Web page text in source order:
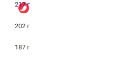
217 г
202 г
187 г